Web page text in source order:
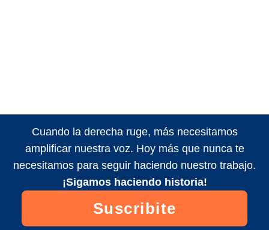
Cuando la derecha ruge, más necesitamos
amplificar nuestra voz. Hoy más que nunca te
necesitamos para seguir haciendo nuestro trabajo.
¡Sigamos haciendo historia!
Suscribite